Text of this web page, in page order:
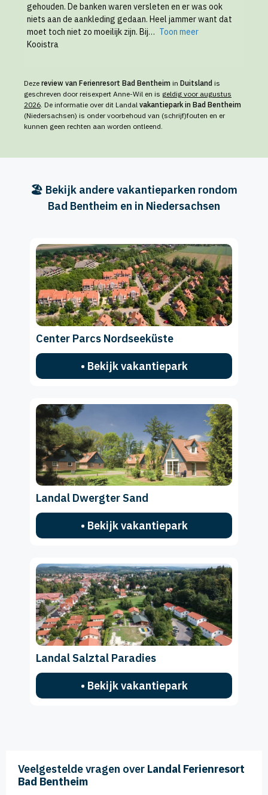
gehouden. De banken waren versleten en er was ook
niets aan de aankleding gedaan. Heel jammer want dat
moet toch niet zo moeilijk zijn. Bij
Toon meer
Kooistra
Deze review van Ferienresort Bad Bentheim in Duitsland is
geschreven door reisexpert Anne-Wil en is geldig voor augustus
2026 . De informatie over dit Landal vakantiepark in Bad Bentheim
(Niedersachsen) is onder voorbehoud van (schrijf)fouten en er
kunnen geen rechten aan worden ontleend.
🏖️ Bekijk andere vakantieparken rondom
Bad Bentheim en in Niedersachsen
Center Parcs Nordseeküste
• Bekijk vakantiepark
Landal Dwergter Sand
• Bekijk vakantiepark
Landal Salztal Paradies
• Bekijk vakantiepark
Veelgestelde vragen over Landal Ferienresort
Bad Bentheim